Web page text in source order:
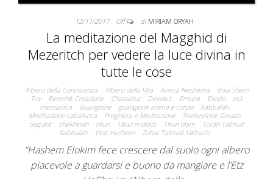
12/11/2017 Off di MIRIAM ORYAH
La meditazione del Magghid di
Mezeritch per vedere la luce divina in
tutte le cose
Albero della Conoscenza Albero della Vita Anima Neshama
Baal Shem
Tov
Bereshit Creazione Chassidut Devekut Emuna Esodo
età
messianica
Guarigione guarigione anima e corpo
Kabbalah
Meditazione cabalistica
Preghiera e Meditazione
Redenzione Geulah
Segulot
Shekhinah tikun Tikun middot Tikun olam
Torah Talmud
Kabbalah
Yirat Hashem Zohar Talmud Midrash
“Hashem Elokim fece crescere dal suolo ogni albero
piacevole a guardarsi e buono da mangiare e l’Etz